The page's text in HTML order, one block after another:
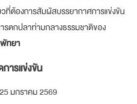
ที่ต้องการสัมผัสบรรยากาศการแข่งขัน
รตกปลาท่ามกลางธรรมชาติของ
พัทยา
ารแข่งขัน
มกราคม 2569